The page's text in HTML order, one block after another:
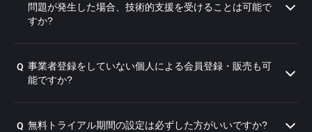
問題が発生した場合、技術的支援を受けることは可能で
すか?
Q 事業者登録をしていない個人による会員登録・販売も可
能ですか?
Q 無料トライアル期間の設定は必ずした方がいいですか?